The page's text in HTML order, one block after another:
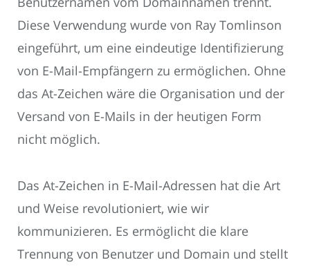
Diese Verwendung wurde von Ray Tomlinson
eingeführt, um eine eindeutige Identifizierung
von E-Mail-Empfängern zu ermöglichen. Ohne
das At-Zeichen wäre die Organisation und der
Versand von E-Mails in der heutigen Form
nicht möglich.
Das At-Zeichen in E-Mail-Adressen hat die Art
und Weise revolutioniert, wie wir
kommunizieren. Es ermöglicht die klare
Trennung von Benutzer und Domain und stellt